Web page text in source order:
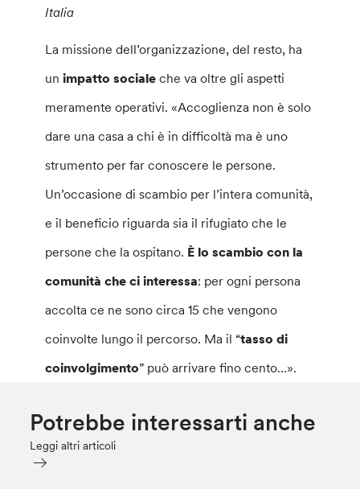
Italia
La missione dell’organizzazione, del resto, ha
unimpatto socialeche va oltre gli aspetti
meramente operativi. «Accoglienza non è solo
dare una casa a chi è in difficoltà ma è uno
strumento per far conoscere le persone.
Un’occasione di scambio per l’intera comunità,
e il beneficio riguarda sia il rifugiato che le
persone che la ospitano. È lo scambio con la
comunità che ci interessa: per ogni persona
accolta ce ne sono circa 15 che vengono
coinvolte lungo il percorso. Ma il “tasso di
coinvolgimento” può arrivare fino cento…».
Potrebbe interessarti anche
Leggi altri articoli